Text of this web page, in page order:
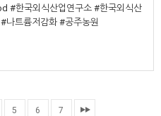
한국외식산업연구소 #한국외식산
나트륨저감화 #공주농원
5 6 7